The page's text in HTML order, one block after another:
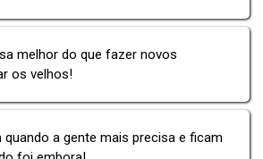
melhor do que fazer novos
os velhos!
a gente mais precisa e ficam